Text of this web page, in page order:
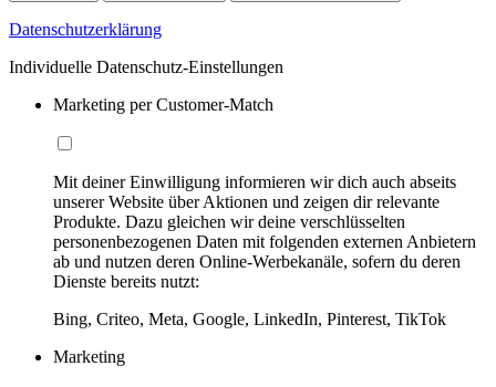
Datenschutzerklärung
Individuelle Datenschutz-Einstellungen
Marketing per Customer-Match
Mit deiner Einwilligung informieren wir dich auch abseits
unserer Website über Aktionen und zeigen dir relevante
Produkte. Dazu gleichen wir deine verschlüsselten
personenbezogenen Daten mit folgenden externen Anbietern
ab und nutzen deren Online-Werbekanäle, sofern du deren
Dienste bereits nutzt:
Bing, Criteo, Meta, Google, LinkedIn, Pinterest, TikTok
Marketing